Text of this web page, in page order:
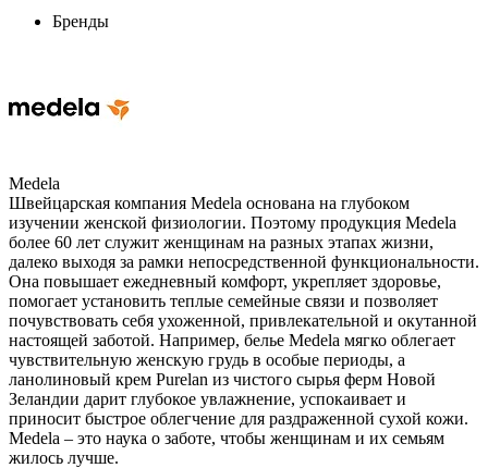
Бренды
Medela
Швейцарская компания Medela основана на глубоком
изучении женской физиологии. Поэтому продукция Medela
более 60 лет служит женщинам на разных этапах жизни,
далеко выходя за рамки непосредственной функциональности.
Она повышает ежедневный комфорт, укрепляет здоровье,
помогает установить теплые семейные связи и позволяет
почувствовать себя ухоженной, привлекательной и окутанной
настоящей заботой. Например, белье Medela мягко облегает
чувствительную женскую грудь в особые периоды, а
ланолиновый крем Purelan из чистого сырья ферм Новой
Зеландии дарит глубокое увлажнение, успокаивает и
приносит быстрое облегчение для раздраженной сухой кожи.
Medela – это наука о заботе, чтобы женщинам и их семьям
жилось лучше.